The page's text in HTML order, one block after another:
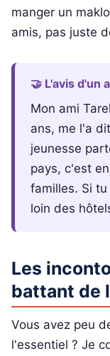
manger un
amis, pas juste
🤝 L'avis d'un
Mon ami
ans, me l'a
jeunesse
pays, c'est
familles. Si
loin des
Les
battant de
Vous avez peu
l'essentiel ? Je